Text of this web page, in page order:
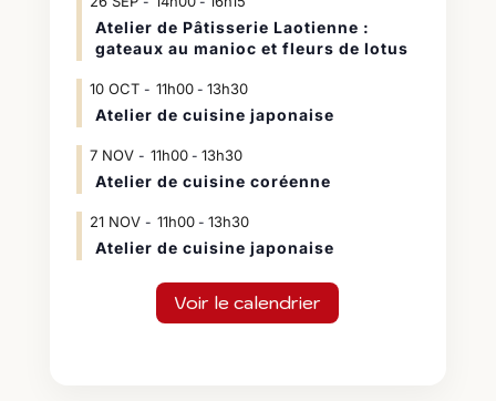
Atelier de Pâtisserie Laotienne :
gateaux au manioc et fleurs de lotus
10 OCT 11h00- 13h30
Atelier de cuisine japonaise
7 NOV 11h00- 13h30
Atelier de cuisine coréenne
21 NOV 11h00- 13h30
Atelier de cuisine japonaise
Voir le calendrier